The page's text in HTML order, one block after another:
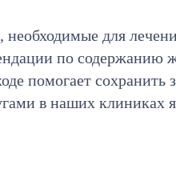
необходимые для
по содержанию
помогает сохранить
в наших клиниках